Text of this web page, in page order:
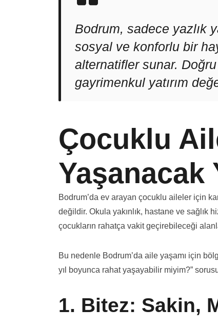
Bodrum, sadece yazlık
sosyal ve konforlu bir
alternatifler sunar.
gayrimenkul yatırım
Çocuklu
Yaşanacak
Bodrum’da ev arayan çocuklu aileler için
değildir. Okula yakınlık, hastane ve sağlık
çocukların rahatça vakit geçirebileceği
Bu nedenle Bodrum’da aile yaşamı için
yıl boyunca rahat yaşayabilir miyim?”
1. Bitez: Sakin,